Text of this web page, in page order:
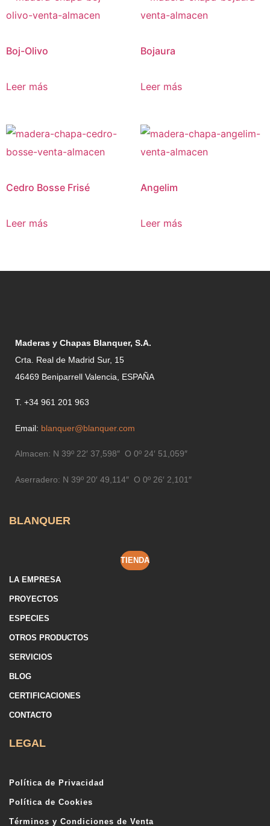
Boj-Olivo
Leer más
Bojaura
Leer más
Cedro Bosse Frisé
Leer más
Angelim
Leer más
Maderas y Chapas Blanquer, S.A.
Crta. Real de Madrid Sur, 15
46469 Beniparrell Valencia, ESPAÑA
T. +34 961 201 963
Email: blanquer@blanquer.com
Almacen: N 39º 22′ 37,598″ O 0º 24′ 51,059″
Aserradero: N 39º 20′ 49,114″ O 0º 26′ 2,101″
BLANQUER
TIENDA
LA EMPRESA
PROYECTOS
ESPECIES
OTROS PRODUCTOS
SERVICIOS
BLOG
CERTIFICACIONES
CONTACTO
LEGAL
Política de Privacidad
Política de Cookies
Términos y Condiciones de Venta